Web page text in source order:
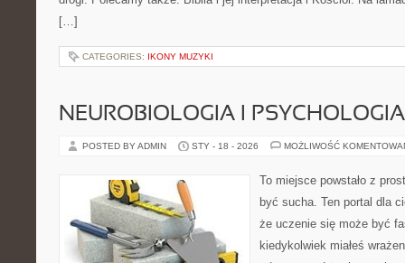
[…]
CATEGORIES: IKONY MUZYKI
NEUROBIOLOGIA I PSYCHOLOGIA
POSTED BY ADMIN STY - 18 - 2026 MOŻLIWOŚĆ
To miejsce powstało z
być sucha. Ten portal dla
że uczenie się może być
kiedykolwiek miałeś